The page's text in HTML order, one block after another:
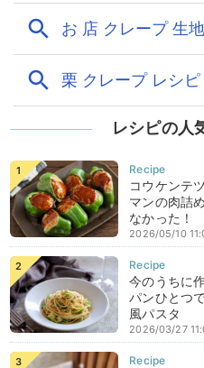
レシピの人
コウケンテ
マンの肉詰
なかった！
2026/05/10
今のうちに
パンひとつ
風パスタ
2026/03/27